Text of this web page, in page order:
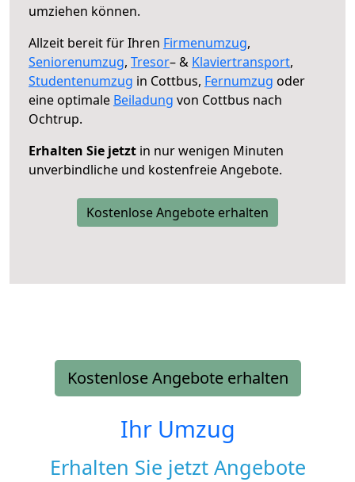
umziehen können.
Allzeit bereit für Ihren Firmenumzug,
Seniorenumzug, Tresor– & Klaviertransport,
Studentenumzug in Cottbus, Fernumzug oder
eine optimale Beiladung von Cottbus nach
Ochtrup.
Erhalten Sie jetzt in nur wenigen Minuten
unverbindliche und kostenfreie Angebote.
Kostenlose Angebote erhalten
Kostenlose Angebote erhalten
Ihr Umzug
Erhalten Sie jetzt Angebote